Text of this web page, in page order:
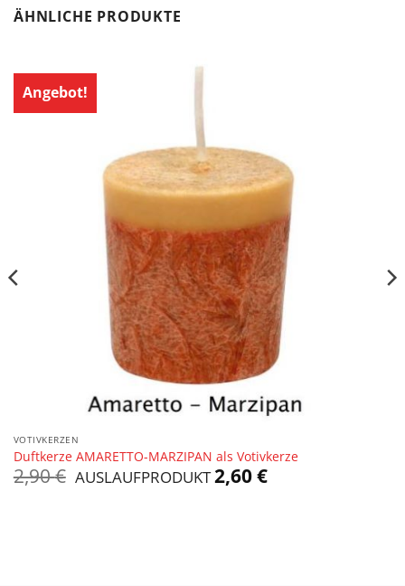
ÄHNLICHE PRODUKTE
Angebot!
VOTIVKERZEN
Duftkerze AMARETTO-MARZIPAN als Votivkerze
2,90€ Ursprünglicher
Preis
AUSLAUFPRODUKT2,60€Aktueller
Preis